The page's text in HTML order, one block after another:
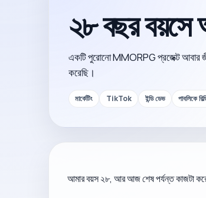
২৮ বছর
একটি পুরোনো MMORPG প্রজেক্ট আবার
করেছি।
মার্কেটিং TikTok ইন্ডি ডেভ পাবলিকে
আমার বয়স ২৮, আর আজ শেষ পর্যন্ত কাজটা